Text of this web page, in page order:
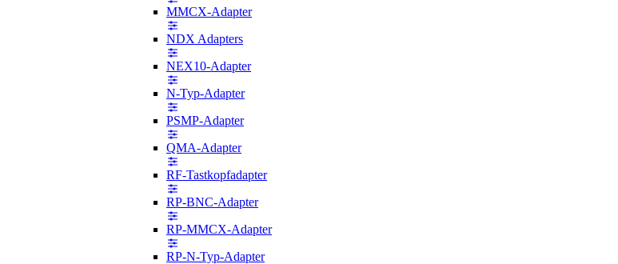
MMCX-Adapter
NDX Adapters
NEX10-Adapter
N-Typ-Adapter
PSMP-Adapter
QMA-Adapter
RF-Tastkopfadapter
RP-BNC-Adapter
RP-MMCX-Adapter
RP-N-Typ-Adapter